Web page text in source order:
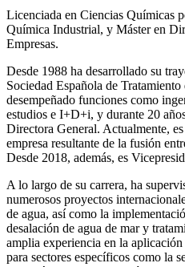
Licenciada en Ciencias Químicas
Química Industrial, y Máster en
Empresas.
Desde 1988 ha desarrollado su
Sociedad Española de
desempeñado funciones como
estudios e I+D+i, y durante 20
Directora General. Actualmente,
empresa resultante de la fusión
Desde 2018, además, es
A lo largo de su carrera, ha
numerosos proyectos
de agua, así como la
desalación de agua de mar y
amplia experiencia en la
para sectores específicos como la